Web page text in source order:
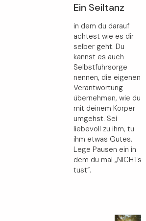
Ein Seiltanz
in dem du darauf
achtest wie es dir
selber geht. Du
kannst es auch
Selbstführsorge
nennen, die eigenen
Verantwortung
übernehmen, wie du
mit deinem Körper
umgehst. Sei
liebevoll zu ihm, tu
ihm etwas Gutes.
Lege Pausen ein in
dem du mal „NICHTs
tust“.